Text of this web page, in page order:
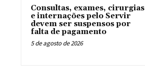
Consultas, exames, cirurgias
e internações pelo Servir
devem ser suspensos por
falta de pagamento
5 de agosto de 2026